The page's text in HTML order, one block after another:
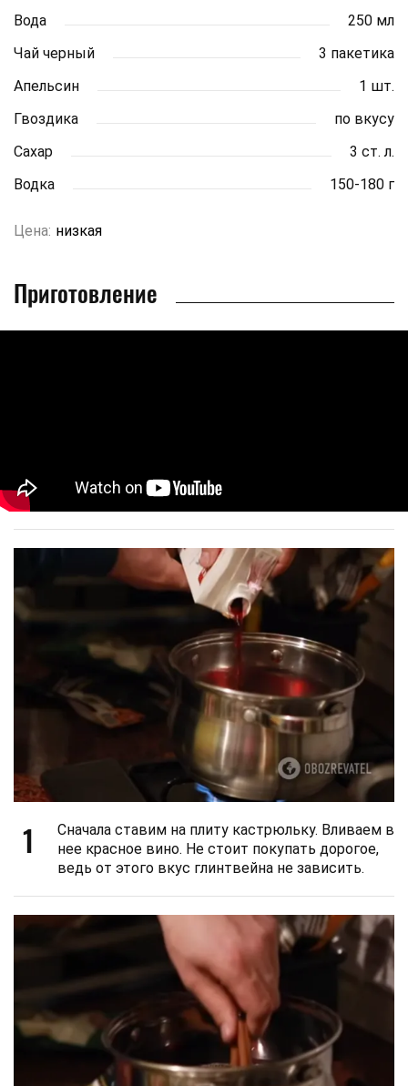
Вода
250 мл
Чай черный
3 пакетика
Апельсин
1 шт.
Гвоздика
по вкусу
Сахар
3 ст. л.
Водка
150-180 г
Цена: низкая
Приготовление
1
Сначала ставим на плиту кастрюльку. Вливаем в
нее красное вино. Не стоит покупать дорогое,
ведь от этого вкус глинтвейна не зависить.